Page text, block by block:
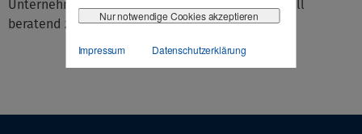
Nur notwendige Cookies akzeptieren
Impressum Datenschutzerklärung
Unternehmen präventiv aber auch im Schadensfall
beratend zur Seite stehe.